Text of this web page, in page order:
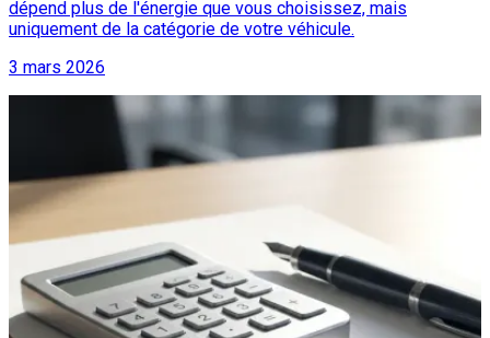
dépend plus de l'énergie que vous choisissez, mais
uniquement de la catégorie de votre véhicule.
3 mars 2026